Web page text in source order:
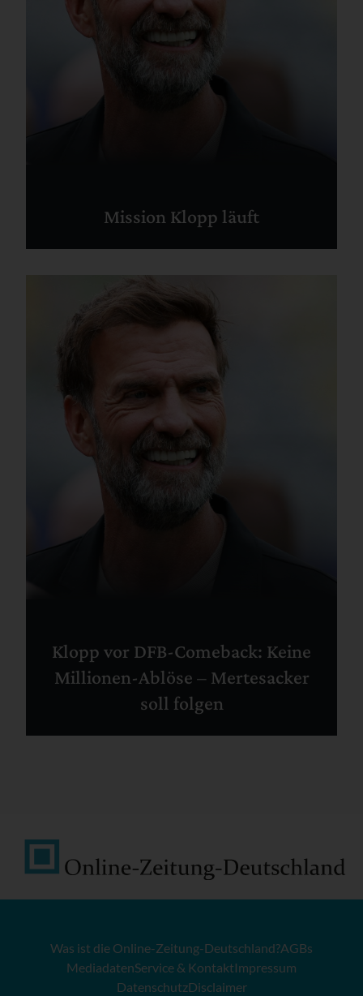
Mission Klopp läuft
Klopp vor DFB-Comeback: Keine
Millionen-Ablöse – Mertesacker
soll folgen
Was ist die Online-Zeitung-Deutschland?AGBs
MediadatenService & KontaktImpressum
DatenschutzDisclaimer